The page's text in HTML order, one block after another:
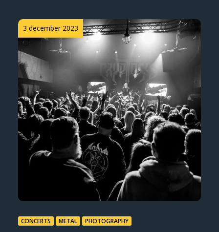
Posted
on
3 december 2023
CONCERTS METAL PHOTOGRAPHY